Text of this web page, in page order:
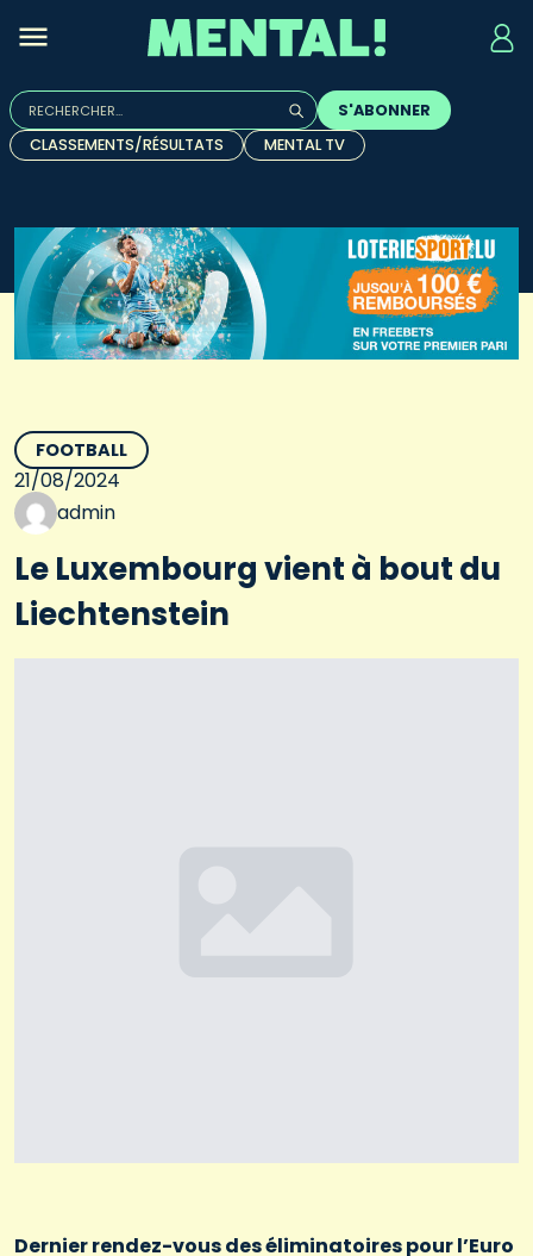
Rechercher :
Quand les résultats de l'auto-complétion sont
S'ABONNER
CLASSEMENTS/RÉSULTATS
MENTAL TV
FOOTBALL
21/08/2024
admin
Le Luxembourg vient à bout du
Liechtenstein
Dernier rendez-vous des éliminatoires pour l’Euro